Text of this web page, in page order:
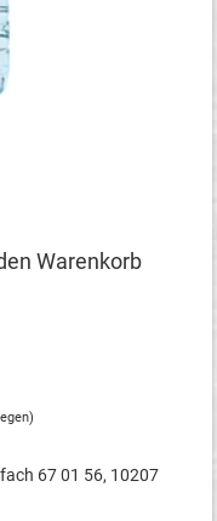
Warenkorb
67 01 56, 10207